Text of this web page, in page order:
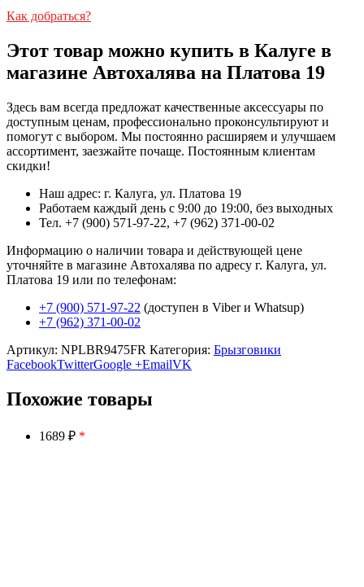
Как добраться?
Этот товар можно купить в Калуге в
магазине Автохалява на Платова 19
Здесь вам всегда предложат качественные аксессуары по
доступным ценам, профессионально проконсультируют и
помогут с выбором. Мы постоянно расширяем и улучшаем
ассортимент, заезжайте почаще. Постоянным клиентам
скидки!
Наш адрес: г. Калуга, ул. Платова 19
Работаем каждый день с 9:00 до 19:00, без выходных
Тел. +7 (900) 571-97-22, +7 (962) 371-00-02
Информацию о наличии товара и действующей цене
уточняйте в магазине Автохалява по адресу г. Калуга, ул.
Платова 19 или по телефонам:
+7 (900) 571-97-22 (доступен в Viber и Whatsup)
+7 (962) 371-00-02
Артикул: NPLBR9475FR Категория: Брызговики
FacebookTwitterGoogle +EmailVK
Похожие товары
1689 ₽ *